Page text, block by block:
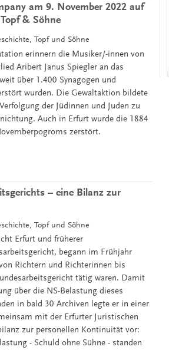
am 9. November 2022 auf
& Söhne
Topf und Söhne
erinnern die Musiker/-innen von
Aribert Janus Spiegler an das
über 1.400 Synagogen und
wurden. Die Gewaltaktion bildete
der Jüdinnen und Juden zu
Auch in Erfurt wurde die 1884
zerstört.
– eine Bilanz zur
Topf und Söhne
Erfurt und früherer
begann im Frühjahr
Richtern und Richterinnen bis
tätig waren. Damit
über die NS-Belastung dieses
in bald 30 Archiven legte er in einer
mit der Erfurter Juristischen
zur personellen Kontinuität vor:
- Schuld ohne Sühne - standen